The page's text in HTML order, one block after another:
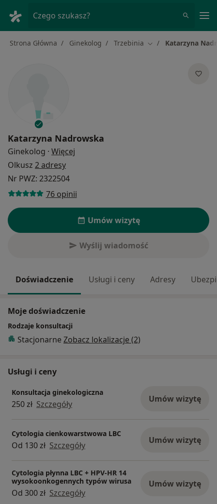
Czego szukasz?
Strona Główna Ginekolog Trzebinia Zmień miasto
Katarzyna
Katarzyna Nadrowska
Ginekolog · Więcej
Olkusz 2 adresy
Nr PWZ: 2322504
76 opinii
Umów wizytę
Wyślij wiadomość
Doświadczenie Usługi i ceny Adresy
Moje doświadczenie
Rodzaje konsultacji
Stacjonarne Zobacz lokalizacje (2)
Usługi i ceny
Konsultacja ginekologiczna
250 zł Szczegóły Umów wizytę
Cytologia cienkowarstwowa LBC
Od 130 zł Szczegóły Umów wizytę
Cytologia płynna LBC + HPV-HR 14
wysokoonkogennych typów wirusa
Od 300 zł Szczegóły
Umów wizytę